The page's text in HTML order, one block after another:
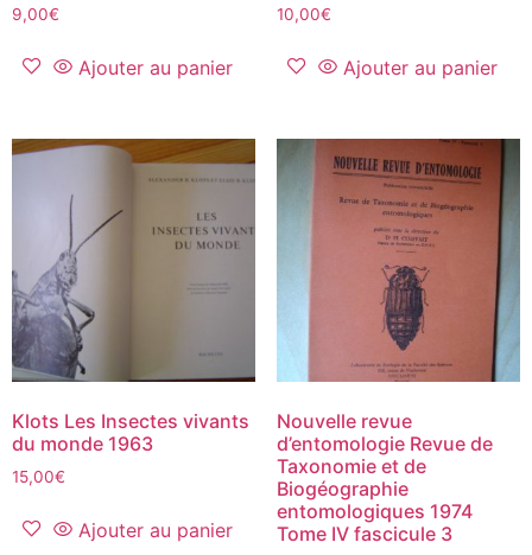
9,00€
Ajouter au panier
10,00€
Ajouter au panier
Klots Les Insectes vivants
du monde 1963
15,00€
Ajouter au panier
Nouvelle revue
d’entomologie Revue de
Taxonomie et de
Biogéographie
entomologiques 1974
Tome IV fascicule 3